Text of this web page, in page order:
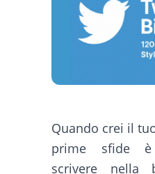
Quando crei il
prime sfide è
scrivere nella